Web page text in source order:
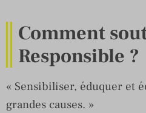
Comment
Responsible ?
« Sensibiliser, éduquer et
grandes causes. »